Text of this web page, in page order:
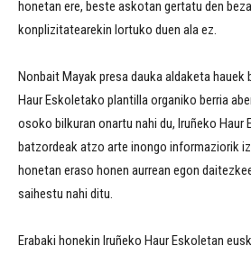
honetan ere, beste askotan gertatu den
konplizitatearekin lortuko duen ala ez.
Nonbait Mayak presa dauka aldaketa hauek
Haur Eskoletako plantilla organiko berria
osoko bilkuran onartu nahi du, Iruñeko Haur
batzordeak atzo arte inongo informaziorik
honetan eraso honen aurrean egon
saihestu nahi ditu.
Erabaki honekin Iruñeko Haur Eskoletan